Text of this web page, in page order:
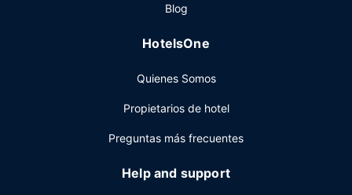
Tendrás check-out exprés, un servicio de recepción las 24
Blog
HotelsOne
Quienes Somos
Propietarios de hotel
Preguntas más frecuentes
Help and support